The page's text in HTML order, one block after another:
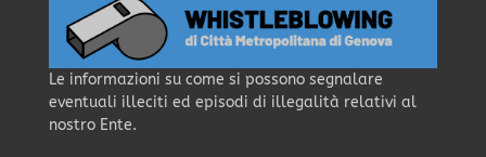
Le informazioni su come si possono segnalare
eventuali illeciti ed episodi di illegalità relativi al
nostro Ente.